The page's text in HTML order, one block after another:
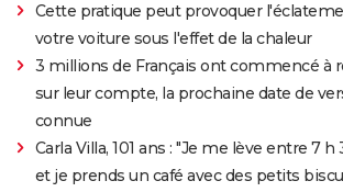
Cette pratique peut provoquer
votre voiture sous l'effet de la chaleur
3 millions de Français ont commencé à
sur leur compte, la prochaine date de
connue
Carla Villa, 101 ans : "Je me lève entre 7
et je prends un café avec des petits